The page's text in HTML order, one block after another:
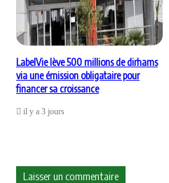
LabelVie lève 500 millions de dirhams
via une émission obligataire pour
financer sa croissance
il y a 3 jours
Laisser un commentaire